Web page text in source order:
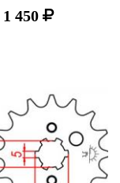
1 450